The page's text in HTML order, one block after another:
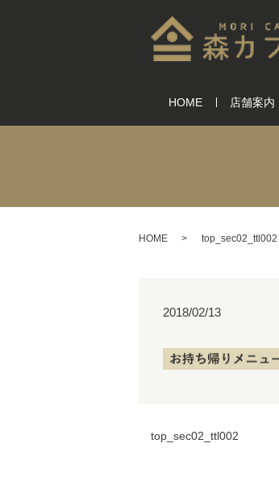
HOME 店舗案内
HOME top_sec02_ttl002
2018/02/13
top_sec02_ttl002